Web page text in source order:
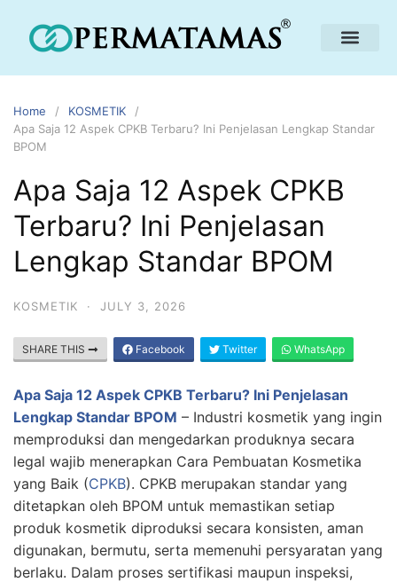
Home
KOSMETIK
Apa Saja 12 Aspek CPKB Terbaru? Ini Penjelasan Lengkap Standar
BPOM
Apa Saja 12 Aspek CPKB
Terbaru? Ini Penjelasan
Lengkap Standar BPOM
KOSMETIK · JULY 3, 2026
SHARE THIS Facebook Twitter WhatsApp
Apa Saja 12 Aspek CPKB Terbaru? Ini Penjelasan
Lengkap Standar BPOM – Industri kosmetik yang ingin
memproduksi dan mengedarkan produknya secara
legal wajib menerapkan Cara Pembuatan Kosmetika
yang Baik (CPKB). CPKB merupakan standar yang
ditetapkan oleh BPOM untuk memastikan setiap
produk kosmetik diproduksi secara konsisten, aman
digunakan, bermutu, serta memenuhi persyaratan yang
berlaku. Dalam proses sertifikasi maupun inspeksi,